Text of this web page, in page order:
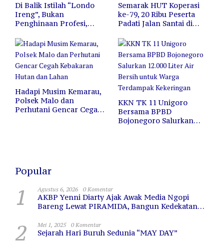
Di Balik Istilah “Londo
Ireng”, Bukan
Penghinaan Profesi,
Berkaca
Semarak HUT Koperasi
ke-79, 20 Ribu Peserta
Padati Jalan Santai di
Hadapi Musim Kemarau,
Polsek Malo dan
Perhutani Gencar Cegah
KKN TK 11 Unigoro
Bersama BPBD
Bojonegoro Salurkan
Popular
1 Agustus 6, 2026 0 Komentar
AKBP Yenni Diarty Ajak Awak Media Ngopi
Bareng Lewat PIRAMIDA, Bangun Kedekatan
2 Mei 1, 2025 0 Komentar
Sejarah Hari Buruh Sedunia “MAY DAY”